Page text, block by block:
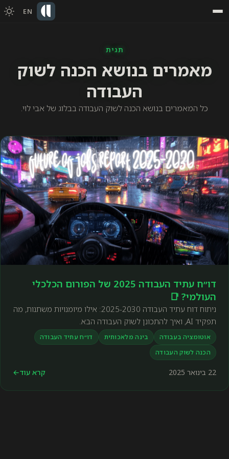
EN
תגית
מאמרים בנושא הכנה לשוק
העבודה
כל המאמרים בנושא הכנה לשוק העבודה בבלוג של אבי לוי.
דו״ח עתיד העבודה 2025 של הפורום הכלכלי
העולמי? 📑
ניתוח דוח עתיד העבודה 2025-2030: אילו מיומנויות משתנות, מה
תפקיד AI, ואיך להתכונן לשוק העבודה הבא.
אוטומציה בעבודה בינה מלאכותית
דו״ח עתיד העבודה
הכנה לשוק העבודה
22 בינואר 2025 קרא עוד←